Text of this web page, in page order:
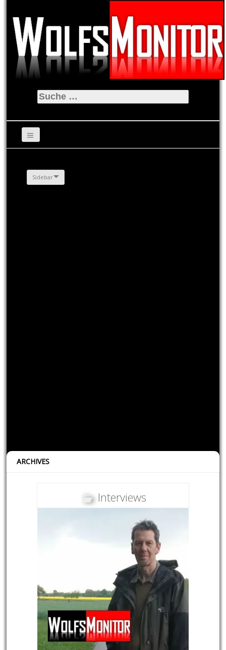
Suche
nach:
Sidebar
ARCHIVES
Interviews